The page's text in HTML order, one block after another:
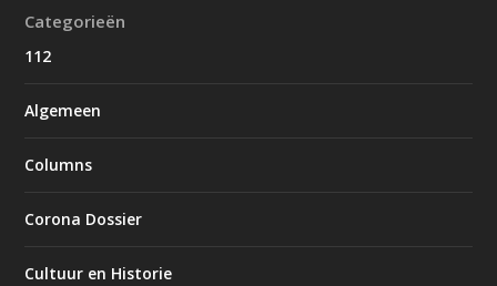
Categorieën
112
Algemeen
Columns
Corona Dossier
Cultuur en Historie